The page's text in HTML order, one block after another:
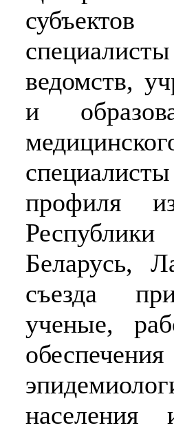
ведомств,
и
профиля
Беларусь,
съезда
ученые,
населения